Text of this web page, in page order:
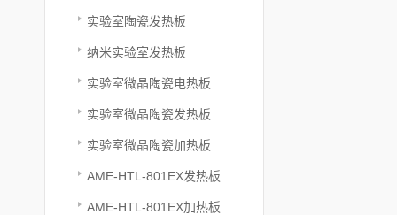
实验室陶瓷发热板
纳米实验室发热板
实验室微晶陶瓷电热板
实验室微晶陶瓷发热板
实验室微晶陶瓷加热板
AME-HTL-801EX发热板
AME-HTL-801EX加热板